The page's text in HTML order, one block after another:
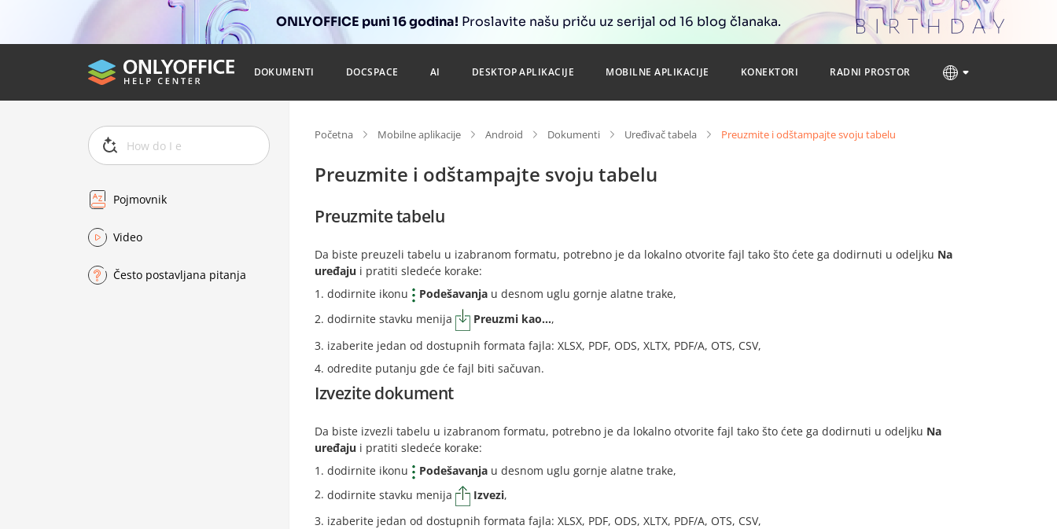
ONLYOFFICE puni 16 godina! Proslavite našu priču uz serijal od 16 blog članaka.
DOKUMENTI DOCSPACE AI DESKTOP APLIKACIJE MOBILNE APLIKACIJE KONEKTORI RADNI PROSTOR
Pojmovnik
Video
Često postavljana pitanja
Početna Mobilne aplikacije Android Dokumenti Uređivač tabela Preuzmite i odštampajte svoju tabelu
Preuzmite i odštampajte svoju tabelu
Preuzmite tabelu
Da biste preuzeli tabelu u izabranom formatu, potrebno je da lokalno otvorite fajl tako što ćete ga dodirnuti u odeljku Na
uređaju i pratiti sledeće korake:
dodirnite ikonu
Podešavanja u desnom uglu gornje alatne trake,
dodirnite stavku menija
Preuzmi kao...,
izaberite jedan od dostupnih formata fajla: XLSX, PDF, ODS, XLTX, PDF/A, OTS, CSV,
odredite putanju gde će fajl biti sačuvan.
Izvezite dokument
Da biste izvezli tabelu u izabranom formatu, potrebno je da lokalno otvorite fajl tako što ćete ga dodirnuti u odeljku Na
uređaju i pratiti sledeće korake:
dodirnite ikonu
Podešavanja u desnom uglu gornje alatne trake,
dodirnite stavku menija
Izvezi,
izaberite jedan od dostupnih formata fajla: XLSX, PDF, ODS, XLTX, PDF/A, OTS, CSV,